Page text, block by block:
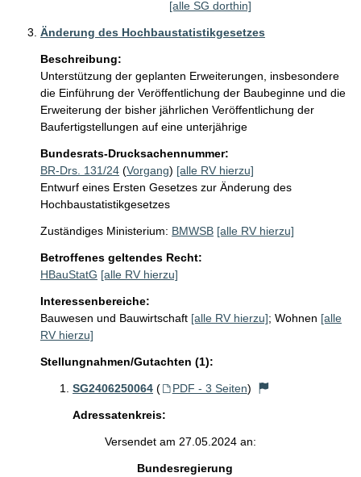
[alle SG dorthin]
Änderung des Hochbaustatistikgesetzes
Beschreibung:
Unterstützung der geplanten Erweiterungen, insbesondere
die Einführung der Veröffentlichung der Baubeginne und die
Erweiterung der bisher jährlichen Veröffentlichung der
Baufertigstellungen auf eine unterjährige
Bundesrats-Drucksachennummer:
BR-Drs. 131/24 (Vorgang) [alle RV hierzu]
Entwurf eines Ersten Gesetzes zur Änderung des
Hochbaustatistikgesetzes
Zuständiges Ministerium: BMWSB [alle RV hierzu]
Betroffenes geltendes Recht:
HBauStatG [alle RV hierzu]
Interessenbereiche:
Bauwesen und Bauwirtschaft [alle RV hierzu]; Wohnen [alle
RV hierzu]
Stellungnahmen/Gutachten (1):
SG2406250064 ( PDF - 3 Seiten)
Adressatenkreis:
Versendet am 27.05.2024 an:
Bundesregierung